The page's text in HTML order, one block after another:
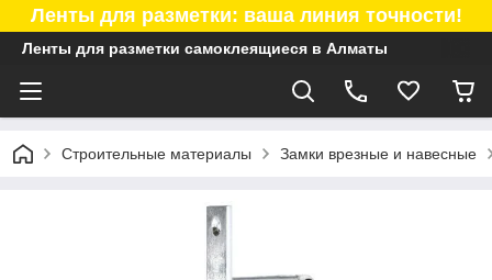
Ленты для разметки: ваша линия точности!
Ленты для разметки самоклеящиеся в Алматы
Строительные материалы Замки врезные и навесные